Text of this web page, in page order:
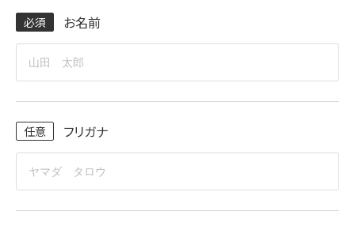
お名前
フリガナ